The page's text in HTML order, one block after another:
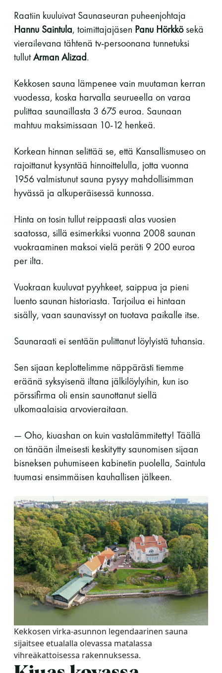
11 saunomiskerran kortti
120€
3kk kortti - M / N
275€ / 115€
Vuosikortti - M / N
Suomen Saunaseura ry
Vaskiniementie 10, 00200 Helsinki
(saunojen aukioloaikana)
Y-tunnus: 0116872-9
YHTEYSTIEDOT
Saunaseuran tarkoitus
Suomen Saunaseura vaalii perinteisiä, kohteliaita
saunomistapoja, joiden perustana on toisten
saunarauhan kunnioittaminen. Seura vaalii
saunaa ja edistämään sitä koskevaa tutkimusta.
LUE LISÄÄ
Raatiin kuuluivat Saunaseuran puheenjohtaja
Hannu Saintula, toimittajajäsen Panu Hörkkösekä
vierailevana tähtenä tv-persoonana tunnetuksi
tullutArman Alizad.
Kekkosen sauna lämpenee vain muutaman kerran
vuodessa, koska harvalla seurueella on varaa
pulittaa saunaillasta 3 675 euroa. Saunaan
mahtuu maksimissaan 10-12 henkeä.
Korkean hinnan selittää se, että Kansallismuseo on
rajoittanut kysyntää hinnoittelulla, jotta vuonna
1956 valmistunut sauna pysyy mahdollisimman
hyvässä ja alkuperäisessä kunnossa.
Hinta on tosin tullut reippaasti alas vuosien
saatossa, sillä esimerkiksi vuonna 2008 saunan
vuokraaminen maksoi vielä peräti 9 200 euroa
per ilta.
Vuokraan kuuluvat pyyhkeet, saippua ja pieni
luento saunan historiasta. Tarjoilua ei hintaan
sisälly, vaan saunavissyt on tuotava paikalle itse.
Saunaraati ei sentään pulittanut löylyistä tuhansia.
Sen sijaan keplottelimme näppärästi tiemme
eräänä syksyisenä iltana jälkilöylyihin, kun iso
pörssifirma oli ensin saunottanut siellä
ulkomaalaisia arvovieraitaan.
— Oho, kiuashan on kuin vastalämmitetty! Täällä
on tänään ilmeisesti keskitytty saunomisen sijaan
bisneksen puhumiseen kabinetin puolella, Saintula
tuumasi ensimmäisen kauhallisen jälkeen.
Kekkosen virka-asunnon legendaarinen sauna
sijaitsee etualalla olevassa matalassa
vihreäkattoisessa rakennuksessa.